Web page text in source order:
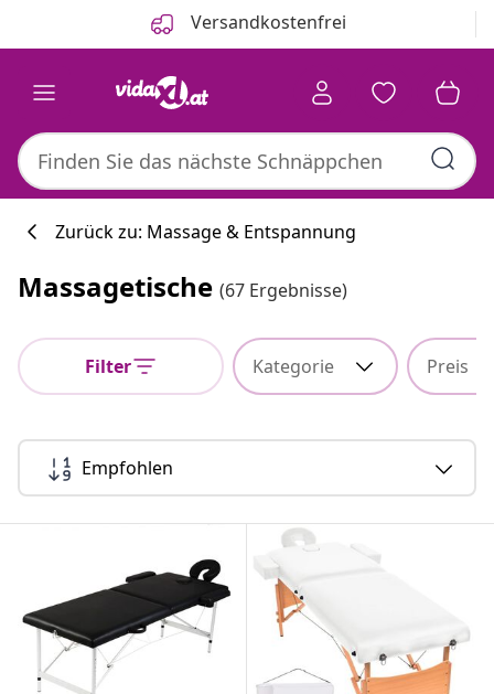
Versandkostenfrei
Zurück zu: Massage & Entspannung
Massagetische (67 Ergebnisse)
Filter Kategorie Preis
Empfohlen